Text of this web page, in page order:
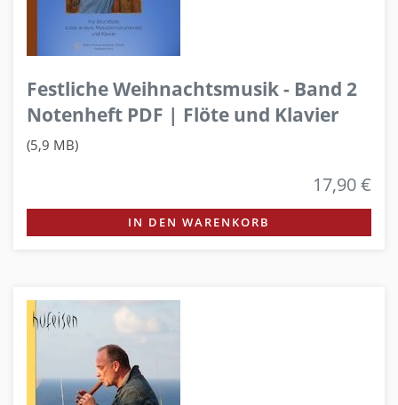
Festliche Weihnachtsmusik - Band 2
Notenheft PDF | Flöte und Klavier
(5,9 MB)
17,90 €
IN DEN WARENKORB